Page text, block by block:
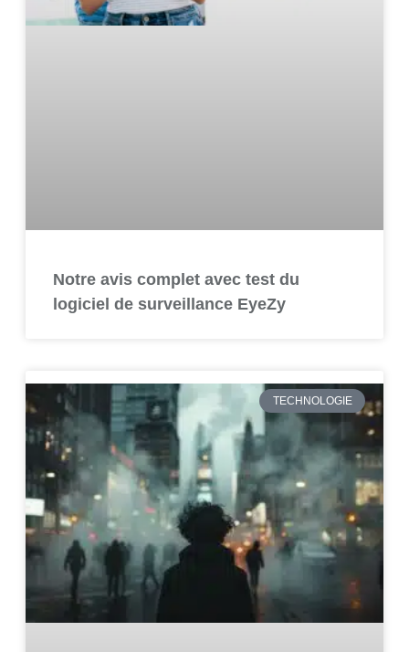
Notre avis complet avec test du
logiciel de surveillance EyeZy
TECHNOLOGIE